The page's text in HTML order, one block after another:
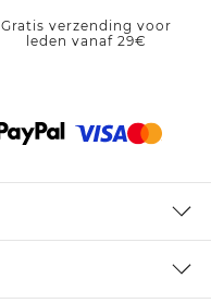
Gratis verzending voor
leden vanaf 29€